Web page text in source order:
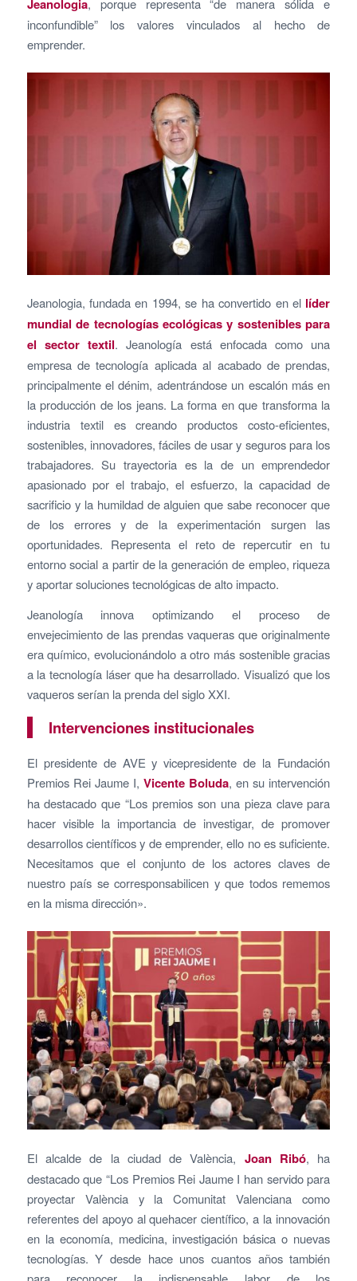
Jeanologia, porque representa “de manera sólida e
inconfundible” los valores vinculados al hecho de
emprender.
Jeanologia, fundada en 1994, se ha convertido en ellíder
mundial de tecnologías ecológicas y sostenibles para
el sector textil. Jeanología está enfocada como una
empresa de tecnología aplicada al acabado de prendas,
principalmente el dénim, adentrándose un escalón más en
la producción de los jeans. La forma en que transforma la
industria textil es creando productos costo-eficientes,
sostenibles, innovadores, fáciles de usar y seguros para los
trabajadores. Su trayectoria es la de un emprendedor
apasionado por el trabajo, el esfuerzo, la capacidad de
sacrificio y la humildad de alguien que sabe reconocer que
de los errores y de la experimentación surgen las
oportunidades. Representa el reto de repercutir en tu
entorno social a partir de la generación de empleo, riqueza
y aportar soluciones tecnológicas de alto impacto.
Jeanología innova optimizando el proceso de
envejecimiento de las prendas vaqueras que originalmente
era químico, evolucionándolo a otro más sostenible gracias
a la tecnología láser que ha desarrollado. Visualizó que los
vaqueros serían la prenda del siglo XXI.
Intervenciones institucionales
El presidente de AVE y vicepresidente de la Fundación
Premios Rei Jaume I, Vicente Boluda, en su intervención
ha destacado que “Los premios son una pieza clave para
hacer visible la importancia de investigar, de promover
desarrollos científicos y de emprender, ello no es suficiente.
Necesitamos que el conjunto de los actores claves de
nuestro país se corresponsabilicen y que todos rememos
en la misma dirección».
El alcalde de la ciudad de València, Joan Ribó, ha
destacado que “Los Premios Rei Jaume I han servido para
proyectar València y la Comunitat Valenciana como
referentes del apoyo al quehacer científico, a la innovación
en la economía, medicina, investigación básica o nuevas
tecnologías. Y desde hace unos cuantos años también